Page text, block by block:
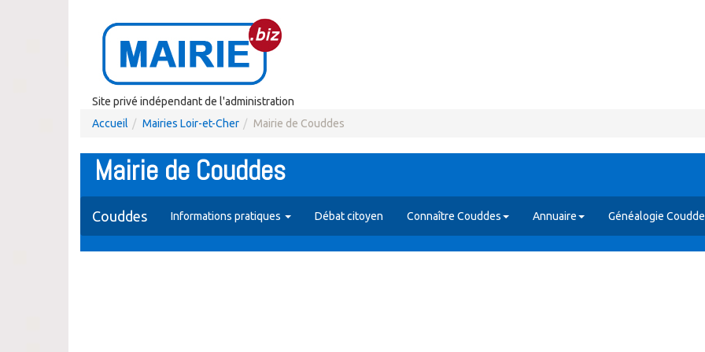
Site privé indépendant de l'administration
Accueil
Mairies Loir-et-Cher Mairie de Couddes
Mairie de Couddes
Couddes Informations pratiques Débat citoyen Connaître Couddes Annuaire Généalogie